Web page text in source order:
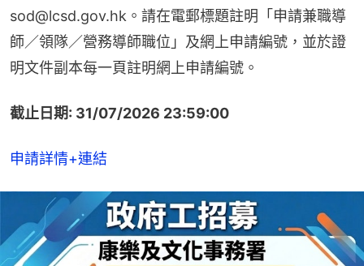
sod@lcsd.gov.hk。請在電郵標題註明「申請兼職導
師／領隊／營務導師職位」及網上申請編號，並於證
明文件副本每一頁註明網上申請編號。
截止日期: 31/07/2026 23:59:00
申請詳情+連結